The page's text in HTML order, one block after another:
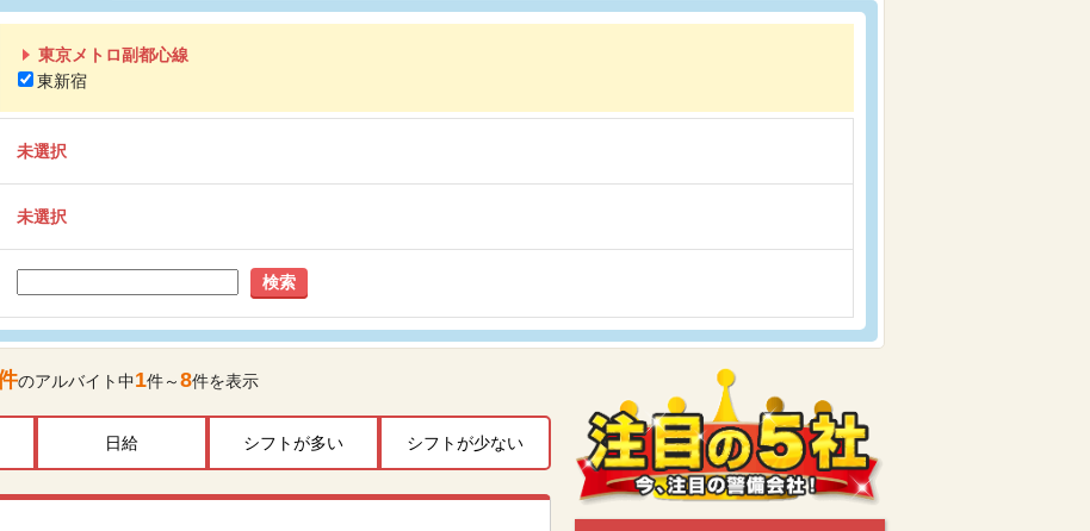
東京メトロ副都心線
東新宿
未選択
未選択
検索
のアルバイト中1件～8件を表示
日給 シフトが多い シフトが少ない